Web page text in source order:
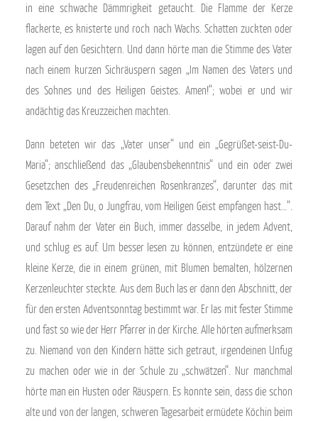
in eine schwache Dämmrigkeit getaucht. Die Flamme der Kerze
flackerte, es knisterte und roch nach Wachs. Schatten zuckten oder
lagen auf den Gesichtern. Und dann hörte man die Stimme des Vater
nach einem kurzen Sichräuspern sagen „Im Namen des Vaters und
des Sohnes und des Heiligen Geistes. Amen!“; wobei er und wir
andächtig das Kreuzzeichen machten.
Dann beteten wir das „Vater unser“ und ein „Gegrüßet-seist-Du-
Maria“; anschließend das „Glaubensbekenntnis“ und ein oder zwei
Gesetzchen des „Freudenreichen Rosenkranzes“, darunter das mit
dem Text „Den Du, o Jungfrau, vom Heiligen Geist empfangen hast…“.
Darauf nahm der Vater ein Buch, immer dasselbe, in jedem Advent,
und schlug es auf. Um besser lesen zu können, entzündete er eine
kleine Kerze, die in einem grünen, mit Blumen bemalten, hölzernen
Kerzenleuchter steckte. Aus dem Buch las er dann den Abschnitt, der
für den ersten Adventsonntag bestimmt war. Er las mit fester Stimme
und fast so wie der Herr Pfarrer in der Kirche. Alle hörten aufmerksam
zu. Niemand von den Kindern hätte sich getraut, irgendeinen Unfug
zu machen oder wie in der Schule zu „schwätzen“. Nur manchmal
hörte man ein Husten oder Räuspern. Es konnte sein, dass die schon
alte und von der langen, schweren Tagesarbeit ermüdete Köchin beim